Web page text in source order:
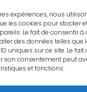
expériences, nous
les cookies pour stocker
Le fait de consentir à
des données telles
uniques sur ce site. Le fait
son consentement peut
et fonctions.